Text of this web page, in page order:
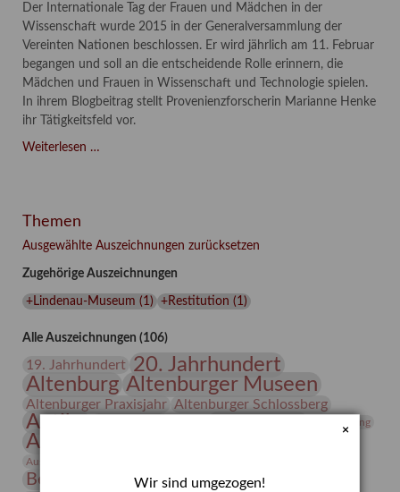
Der Internationale Tag der Frauen und Mädchen in der
Wissenschaft wurde 2015 in der Generalversammlung der
Vereinten Nationen beschlossen. Er wird jährlich am 11. Februar
begangen und soll an die entscheidende Rolle erinnern, die
Mädchen und Frauen in Wissenschaft und Technologie spielen.
In ihrem Blogbeitrag stellt Provenienzforscherin Marianne Henke
ihr Tätigkeitsfeld vor.
Weiterlesen …
im
des
Lindenau-
Themen
Ausgewählte Auszeichnungen zurücksetzen
Zugehörige Auszeichnungen
+Lindenau-Museum (1 ) +Restitution (1 )
Alle Auszeichnungen (106)
19. Jahrhundert 20. Jahrhundert
Altenburg Altenburger Museen
Altenburger Praxisjahr Altenburger Schlossberg
Antike Asta Gröting
Ausstellung
Ausstellung „Vier Winde“
Bernhard August von Lindenau
×
Wir sind umgezogen!